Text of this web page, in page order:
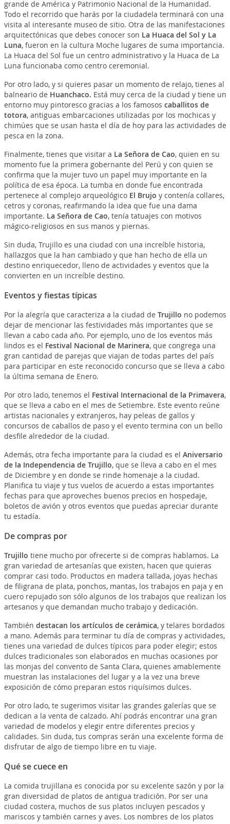
grande de América y Patrimonio Nacional de la Humanidad.
Todo el recorrido que harás por la ciudadela terminará con una
visita al interesante museo de sitio. Otra de las manifestaciones
arquitectónicas que debes conocer son La Huaca del Sol y La
Luna, fueron en la cultura Moche lugares de suma importancia.
La Huaca del Sol fue un centro administrativo y la Huaca de La
Luna funcionaba como centro ceremonial.
Por otro lado, y si quieres pasar un momento de relajo, tienes al
balneario de Huanchaco. Está muy cerca de la ciudad y tiene un
entorno muy pintoresco gracias a los famosos caballitos de
totora, antiguas embarcaciones utilizadas por los mochicas y
chimúes que se usan hasta el día de hoy para las actividades de
pesca en la zona.
Finalmente, tienes que visitar a La Señora de Cao, quien en su
momento fue la primera gobernante del Perú y con quien se
confirma que la mujer tuvo un papel muy importante en la
política de esa época. La tumba en donde fue encontrada
pertenece al complejo arqueológico El Brujo y contenía collares,
cetros y coronas, reafirmando la idea que fue una dama
importante. La Señora de Cao, tenía tatuajes con motivos
mágico-religiosos en sus manos y piernas.
Sin duda, Trujillo es una ciudad con una increíble historia,
hallazgos que la han cambiado y que han hecho de ella un
destino enriquecedor, lleno de actividades y eventos que la
convierten en un increíble destino.
Eventos y fiestas típicas
Por la alegría que caracteriza a la ciudad de Trujillo no podemos
dejar de mencionar las festividades más importantes que se
llevan a cabo cada año. Por ejemplo, uno de los eventos más
lindos es el Festival Nacional de Marinera, que congrega una
gran cantidad de parejas que viajan de todas partes del país
para participar en este reconocido concurso que se lleva a cabo
la última semana de Enero.
Por otro lado, tenemos el Festival Internacional de la Primavera,
que se lleva a cabo en el mes de Setiembre. Este evento reúne
artistas nacionales y extranjeros, hay peleas de gallos y
concursos de caballos de paso y el evento termina con un bello
desfile alrededor de la ciudad.
Además, otra fecha importante para la ciudad es el Aniversario
de la Independencia de Trujillo, que se lleva a cabo en el mes
de Diciembre y en donde se rinde homenaje a la ciudad.
Planifica tu viaje y tus vuelos de acuerdo a estas importantes
fechas para que aproveches buenos precios en hospedaje,
boletos de avión y otros eventos que puedas apreciar durante
tu estadía.
De compras por
Trujillo tiene mucho por ofrecerte si de compras hablamos. La
gran variedad de artesanías que existen, hacen que quieras
comprar casi todo. Productos en madera tallada, joyas hechas
de filigrana de plata, ponchos, mantas, los trabajos en paja y en
cuero repujado son sólo algunos de los trabajos que realizan los
artesanos y que demandan mucho trabajo y dedicación.
También destacan los artículos de cerámica, y telares bordados
a mano. Además para terminar tu día de compras y actividades,
tienes una variedad de dulces típicos para poder elegir; estos
dulces tradicionales son elaborados en muchas ocasiones por
las monjas del convento de Santa Clara, quienes amablemente
muestran las instalaciones del lugar y a la vez una breve
exposición de cómo preparan estos riquísimos dulces.
Por otro lado, te sugerimos visitar las grandes galerías que se
dedican a la venta de calzado. Ahí podrás encontrar una gran
variedad de modelos y elegir entre diferentes precios y
calidades. Sin duda, tus compras serán una excelente forma de
disfrutar de algo de tiempo libre en tu viaje.
Qué se cuece en
La comida trujillana es conocida por su excelente sazón y por la
gran diversidad de platos de antigua tradición. Por ser una
ciudad costera, muchos de sus platos incluyen pescados y
mariscos y también carnes y aves. Los nombres de los platos